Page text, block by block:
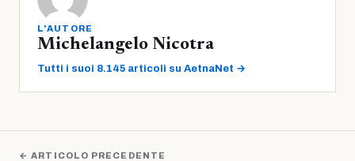
L'AUTORE
Michelangelo Nicotra
Tutti i suoi 8.145 articoli su AetnaNet →
← ARTICOLO PRECEDENTE